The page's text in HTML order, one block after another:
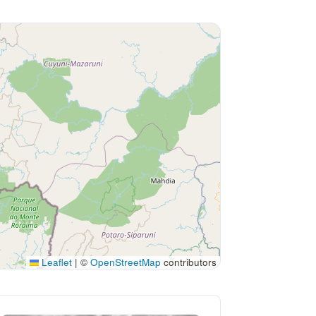
Leaflet | © OpenStreetMap contributors